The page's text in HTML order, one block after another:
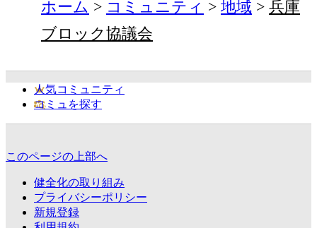
ホーム コミュニティ 地域
兵庫
ブロック協議会
人気コミュニティ
コミュを探す
このページの上部へ
健全化の取り組み
プライバシーポリシー
新規登録